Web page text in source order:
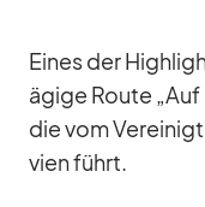
Ei­nes der
ä­gige Route
die vom
vien führt.